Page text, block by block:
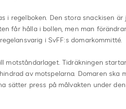
i regelboken. Den stora snackisen är
får hålla i bollen, men man förändrar
i SvFF:s domarkommitté.
motståndarlaget. Tidräkningen startar
av motspelarna. Domaren ska
sätter press på målvakten under den